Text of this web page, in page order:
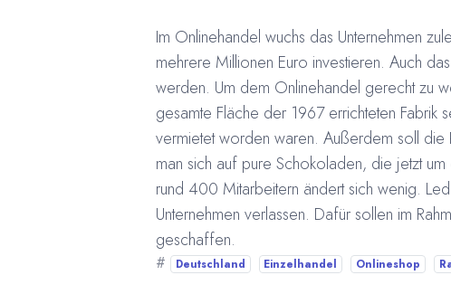
Im Onlinehandel wuchs das Unternehmen
mehrere Millionen Euro investieren. Auch
werden. Um dem Onlinehandel gerecht zu
gesamte Fläche der 1967 errichteten Fabrik
vermietet worden waren. Außerdem soll die
man sich auf pure Schokoladen, die jetzt
rund 400 Mitarbeitern ändert sich wenig.
Unternehmen verlassen. Dafür sollen im
geschaffen.
# Deutschland Einzelhandel Onlineshop